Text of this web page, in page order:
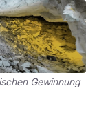
Gewinnung